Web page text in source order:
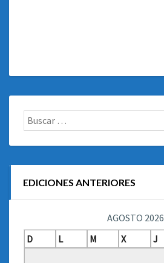
Buscar:
EDICIONES ANTERIORES
AGOSTO 2026
D
L M X J